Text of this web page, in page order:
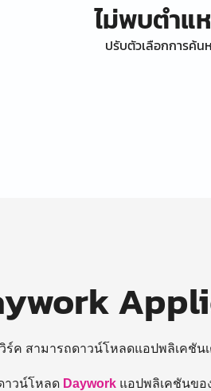
ไม่พบตำแ
ปรับตัวเลือกการค้น
ร์ค สามารถดาวน์โหลดแอปพลิเคชัน
าวน์โหลด Daywork แอปพลิเคชันขอ